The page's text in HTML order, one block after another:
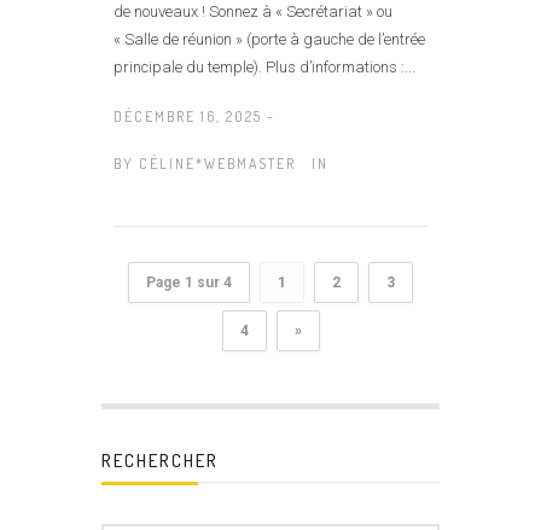
de nouveaux ! Sonnez à « Secrétariat » ou
« Salle de réunion » (porte à gauche de l’entrée
principale du temple). Plus d’informations :...
DÉCEMBRE 16, 2025 -
BY CÉLINE*WEBMASTER IN
Page 1 sur 4 1 2 3
4 »
RECHERCHER